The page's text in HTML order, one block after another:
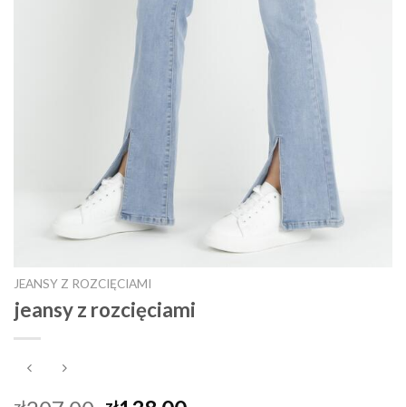
JEANSY Z ROZCIĘCIAMI
jeansy z rozcięciami